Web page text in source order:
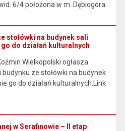
6/4 położona w m. Dębiogóra.
stołówki na budynek sali
do działań kulturalnych
Wielkopolski ogłasza
ze stołówki na budynek
go do działań kulturalnych.Link
w Serafinowie – II etap